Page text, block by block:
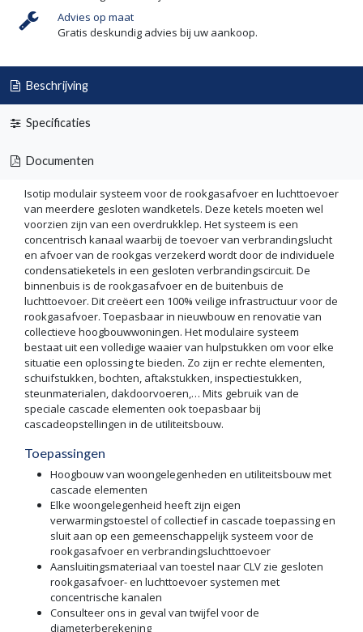
Advies op maat
Gratis deskundig advies bij uw aankoop.
Beschrijving
Specificaties
Documenten
Isotip modulair systeem voor de rookgasafvoer en luchttoevoer
van meerdere gesloten wandketels. Deze ketels moeten wel
voorzien zijn van een overdrukklep. Het systeem is een
concentrisch kanaal waarbij de toevoer van verbrandingslucht
en afvoer van de rookgas verzekerd wordt door de individuele
condensatieketels in een gesloten verbrandingscircuit. De
binnenbuis is de rookgasafvoer en de buitenbuis de
luchttoevoer. Dit creëert een 100% veilige infrastructuur voor de
rookgasafvoer. Toepasbaar in nieuwbouw en renovatie van
collectieve hoogbouwwoningen. Het modulaire systeem
bestaat uit een volledige waaier van hulpstukken om voor elke
situatie een oplossing te bieden. Zo zijn er rechte elementen,
schuifstukken, bochten, aftakstukken, inspectiestukken,
steunmaterialen, dakdoorvoeren,… Mits gebruik van de
speciale cascade elementen ook toepasbaar bij
cascadeopstellingen in de utiliteitsbouw.
Toepassingen
Hoogbouw van woongelegenheden en utiliteitsbouw met
cascade elementen
Elke woongelegenheid heeft zijn eigen
verwarmingstoestel of collectief in cascade toepassing en
sluit aan op een gemeenschappelijk systeem voor de
rookgasafvoer en verbrandingsluchttoevoer
Aansluitingsmateriaal van toestel naar CLV zie gesloten
rookgasafvoer- en luchttoevoer systemen met
concentrische kanalen
Consulteer ons in geval van twijfel voor de
diameterberekening